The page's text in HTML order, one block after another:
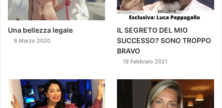
Una bellezza legale
6 Marzo 2020
IL SEGRETO DEL MIO
SUCCESSO? SONO TROPPO
BRAVO
19 Febbraio 2021